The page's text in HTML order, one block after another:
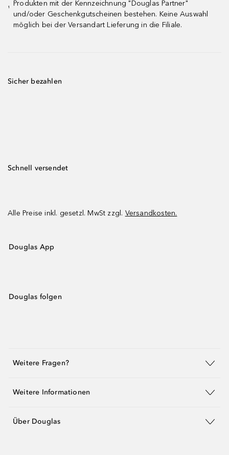
¹
Produkten mit der Kennzeichnung "Douglas Partner"
und/oder Geschenkgutscheinen bestehen. Keine Auswahl
möglich bei der Versandart Lieferung in die Filiale.
Sicher bezahlen
Schnell versendet
Alle Preise inkl. gesetzl. MwSt zzgl. Versandkosten.
Douglas App
Douglas folgen
Weitere Fragen?
Weitere Informationen
Über Douglas